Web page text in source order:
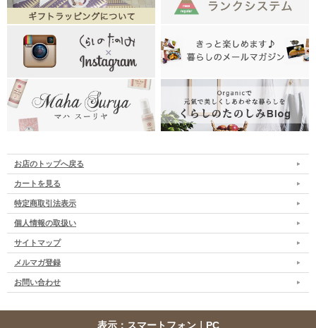
お店のトップへ戻る
カートを見る
特定商取引法表示
個人情報の取扱い
サイトマップ
メルマガ登録
お問い合わせ
表示：スマートフォン｜ PC